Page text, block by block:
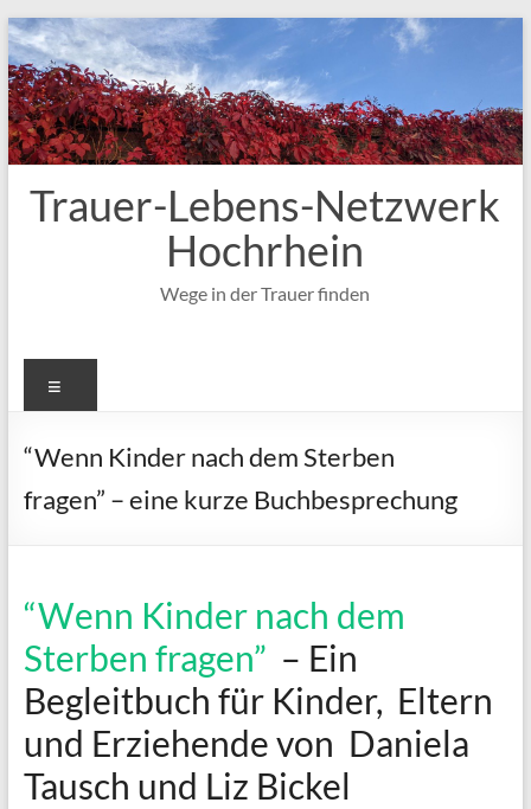
Zum
Inhalt
springen
Trauer-Lebens-Netzwerk
Hochrhein
Wege in der Trauer finden
“Wenn Kinder nach dem Sterben
fragen” – eine kurze Buchbesprechung
“Wenn Kinder nach dem
Sterben fragen” – Ein
Begleitbuch für Kinder, Eltern
und Erziehende von Daniela
Tausch und Liz Bickel